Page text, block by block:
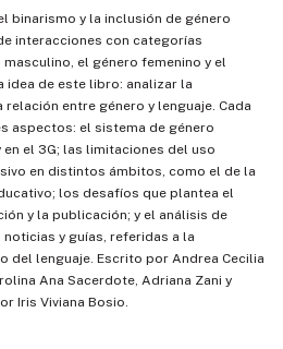
binarismo y la inclusión de género
interacciones con categorías
el género femenino y el
idea de este libro: analizar la
entre género y lenguaje. Cada
aspectos: el sistema de género
el 3G; las limitaciones del uso
en distintos ámbitos, como el de la
los desafíos que plantea el
y la publicación; y el análisis de
y guías, referidas a la
del lenguaje. Escrito por Andrea Cecilia
Ana Sacerdote, Adriana Zani y
Iris Viviana Bosio.